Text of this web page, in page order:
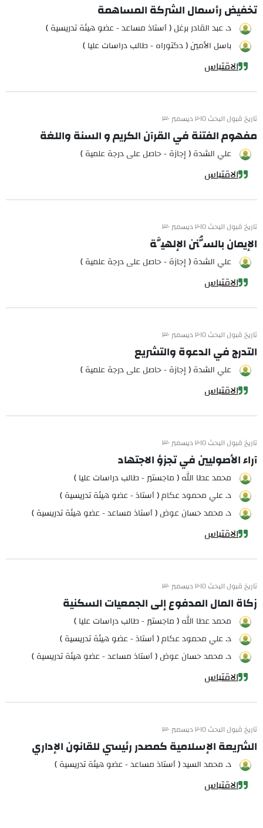
تخفيض رأسمال الشركة المساهمة
د. عبد القادر برغل ( أستاذ مساعد - عضو هيئة تدريسية )
باسل الأمين ( دكتوراه - طالب دراسات عليا )
الاقتباس
تاريخ قبول البحث ٢٠١٥ ديسمبر ٣٠
مفهوم الفتنة في القرآن الكريم و السنة واللغة
علي الشدة ( إجازة - حاصل على درجة علمية )
الاقتباس
تاريخ قبول البحث ٢٠١٥ ديسمبر ٣٠
الإيمان بالسُّنن الإلهيَّة
علي الشدة ( إجازة - حاصل على درجة علمية )
الاقتباس
تاريخ قبول البحث ٢٠١٥ ديسمبر ٣٠
التدرج في الدعوة والتشريع
علي الشدة ( إجازة - حاصل على درجة علمية )
الاقتباس
تاريخ قبول البحث ٢٠١٥ ديسمبر ٣٠
آراء الأصوليين في تجزؤ الاجتهاد
محمد عطا الله ( ماجستير - طالب دراسات عليا )
د. علي محمود عكام ( أستاذ - عضو هيئة تدريسية )
د. محمد حسان عوض ( أستاذ مساعد - عضو هيئة تدريسية )
الاقتباس
تاريخ قبول البحث ٢٠١٥ ديسمبر ٣٠
زكاة المال المدفوع إلى الجمعيات السكنية
محمد عطا الله ( ماجستير - طالب دراسات عليا )
د. علي محمود عكام ( أستاذ - عضو هيئة تدريسية )
د. محمد حسان عوض ( أستاذ مساعد - عضو هيئة تدريسية )
الاقتباس
تاريخ قبول البحث ٢٠١٥ ديسمبر ٣٠
الشريعة الإسلامية كمصدر رئيسي للقانون الإداري
د. محمد السيد ( أستاذ مساعد - عضو هيئة تدريسية )
الاقتباس